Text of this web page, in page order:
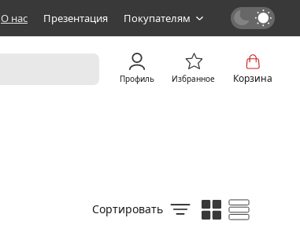
О нас Презентация Покупателям
Профиль Избранное Корзина
Сортировать